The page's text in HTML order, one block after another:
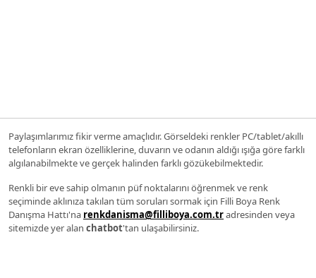
Paylaşımlarımız fikir verme amaçlıdır. Görseldeki renkler PC/tablet/akıllı
telefonların ekran özelliklerine, duvarın ve odanın aldığı ışığa göre farklı
algılanabilmekte ve gerçek halinden farklı gözükebilmektedir.
Renkli bir eve sahip olmanın püf noktalarını öğrenmek ve renk
seçiminde aklınıza takılan tüm soruları sormak için Filli Boya Renk
Danışma Hattı'na renkdanisma@filliboya.com.tradresinden veya
sitemizde yer alan chatbot'tan ulaşabilirsiniz.